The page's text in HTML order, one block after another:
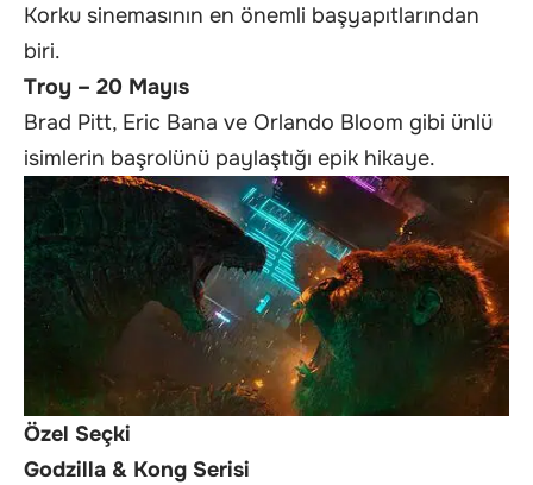
Korku sinemasının en önemli başyapıtlarından
biri.
Troy – 20 Mayıs
Brad Pitt, Eric Bana ve Orlando Bloom gibi ünlü
isimlerin başrolünü paylaştığı epik hikaye.
Özel Seçki
Godzilla & Kong Serisi